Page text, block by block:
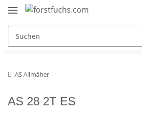
AS Allmäher
AS 28 2T ES